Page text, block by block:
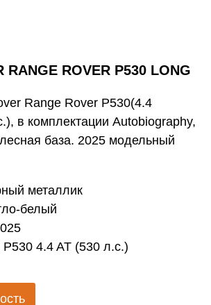
RANGE ROVER P530 LONG
Rаnge Rоvеr Р530(4.4
в комплeктации Autobiogrарhy,
базa. 2025 модельный
метaллик
белый
4.4 AT (530 л.с.)